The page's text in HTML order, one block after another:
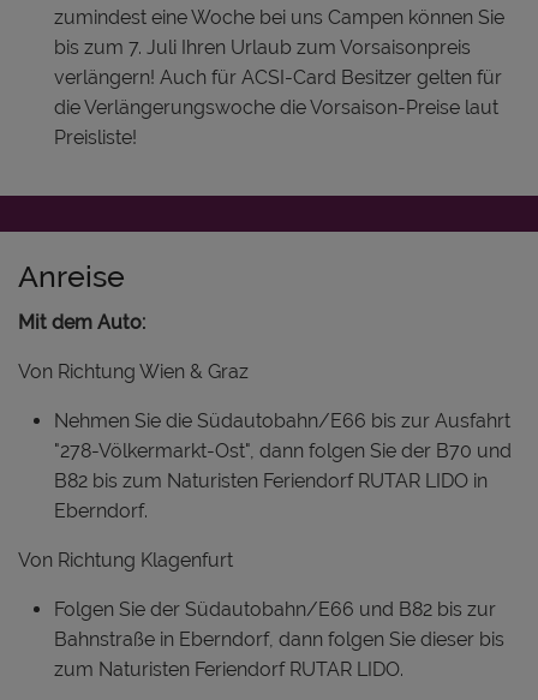
zumindest eine Woche bei uns Campen können Sie
bis zum 7. Juli Ihren Urlaub zum Vorsaisonpreis
verlängern! Auch für ACSI-Card Besitzer gelten für
die Verlängerungswoche die Vorsaison-Preise laut
Preisliste!
Anreise
Mit dem Auto:
Von Richtung Wien & Graz
Nehmen Sie die Südautobahn/E66 bis zur Ausfahrt
"278-Völkermarkt-Ost", dann folgen Sie der B70 und
B82 bis zum Naturisten Feriendorf RUTAR LIDO in
Eberndorf.
Von Richtung Klagenfurt
Folgen Sie der Südautobahn/E66 und B82 bis zur
Bahnstraße in Eberndorf, dann folgen Sie dieser bis
zum Naturisten Feriendorf RUTAR LIDO.